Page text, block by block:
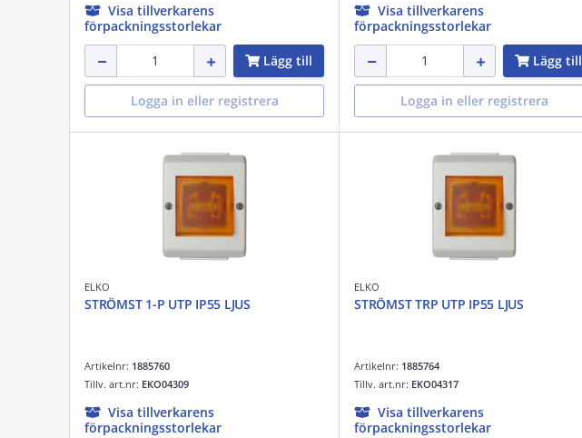
Visa tillverkarens
förpackningsstorlekar
Lägg till
Logga in eller registrera
Visa tillverkarens
förpackningsstorlekar
Lägg till
Logga in eller registrera
ELKO
STRÖMST 1-P UTP IP55 LJUS
Artikelnr: 1885760
Tillv. art.nr: EKO04309
Visa tillverkarens
förpackningsstorlekar
ELKO
STRÖMST TRP UTP IP55 LJUS
Artikelnr: 1885764
Tillv. art.nr: EKO04317
Visa tillverkarens
förpackningsstorlekar